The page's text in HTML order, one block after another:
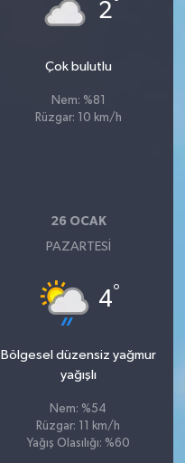
2
Çok bulutlu
Nem: %81
Rüzgar: 10 km/h
26 OCAK
PAZARTESI
4°
Bölgesel düzensiz yağmur
yağışlı
Nem: %54
Rüzgar: 11 km/h
Yağış Olasılığı: %60